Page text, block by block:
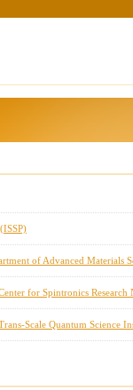
of Advanced Materials
for Spintronics Research
Scale Quantum Science